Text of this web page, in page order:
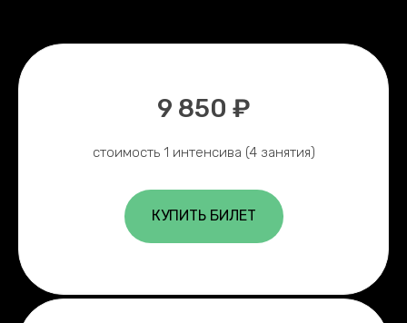
9 850 ₽
стоимость 1 интенсива (4 занятия)
КУПИТЬ БИЛЕТ